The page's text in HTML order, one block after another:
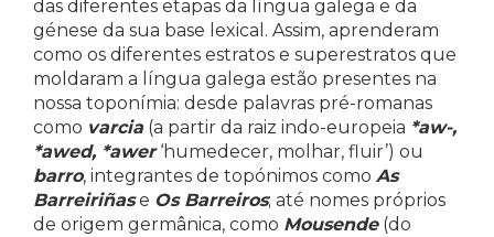
das diferentes etapas da língua galega e da
génese da sua base lexical. Assim, aprenderam
como os diferentes estratos e superestratos que
moldaram a língua galega estão presentes na
nossa toponímia: desde palavras pré-romanas
como varcia(a partir da raiz indo-europeia *aw-,
*awed, *awer‘humedecer, molhar, fluir’) ou
barro, integrantes de topónimos como As
Barreiriñase Os Barreiros; até nomes próprios
de origem germânica, como Mousende(do